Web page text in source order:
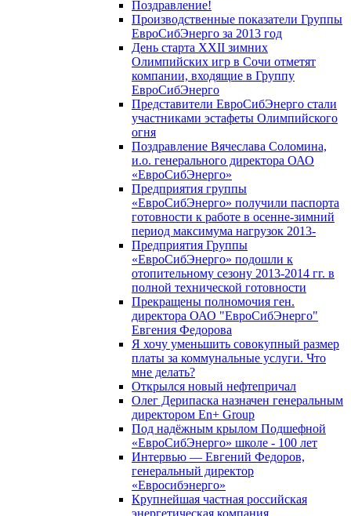
Поздравление!
Производственные показатели Группы
ЕвроСибЭнерго за 2013 год
День старта XXII зимних
Олимпийских игр в Сочи отметят
компании, входящие в Группу
ЕвроСибЭнерго
Представители ЕвроСибЭнерго стали
участниками эстафеты Олимпийского
огня
Поздравление Вячеслава Соломина,
и.о. генерального директора ОАО
«ЕвроСибЭнерго»
Предприятия группы
«ЕвроСибЭнерго» получили паспорта
готовности к работе в осенне-зимний
период максимума нагрузок 2013-
Предприятия Группы
«ЕвроСибЭнерго» подошли к
отопительному сезону 2013-2014 гг. в
полной технической готовности
Прекращены полномочия ген.
директора ОАО "ЕвроСибЭнерго"
Евгения Федорова
Я хочу уменьшить совокупный размер
платы за коммунальные услуги. Что
мне делать?
Открылся новый нефтепричал
Олег Дерипаска назначен генеральным
директором En+ Group
Под надёжным крылом Подшефной
«ЕвроСибЭнерго» школе - 100 лет
Интервью — Евгений Федоров,
генеральный директор
«Евросибэнерго»
Крупнейшая частная российская